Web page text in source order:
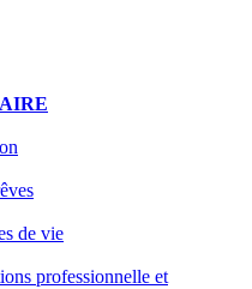
de vie
professionnelle et